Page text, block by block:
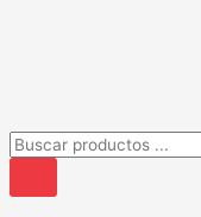
Búsqueda
productos